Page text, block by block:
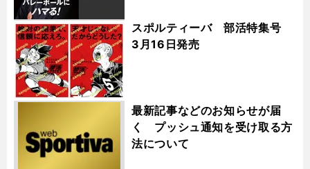
スポルティーバ 部活特集号
3月16日発売
最新記事などのお知らせが届
く プッシュ通知を受け取る方
法について